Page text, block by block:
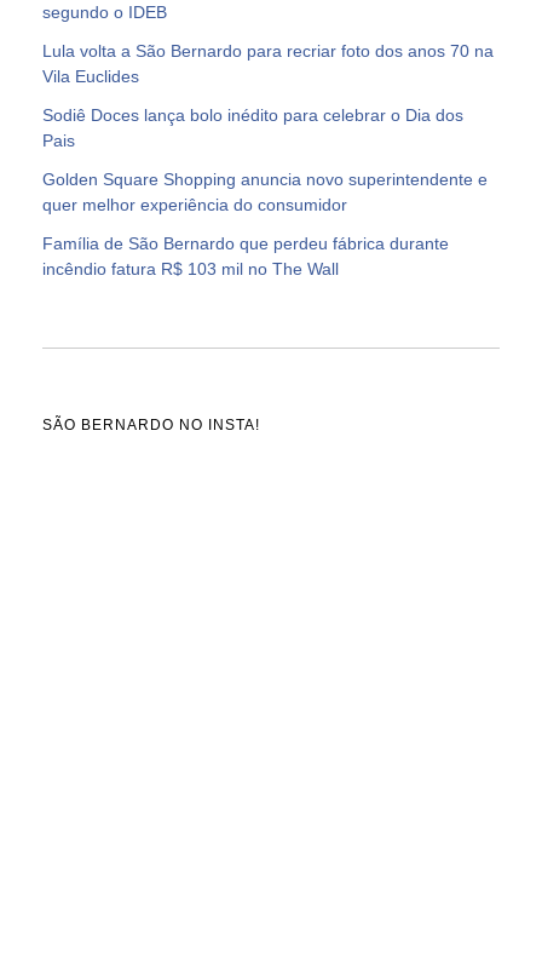
segundo o IDEB
Lula volta a São Bernardo para recriar foto dos anos 70 na
Vila Euclides
Sodiê Doces lança bolo inédito para celebrar o Dia dos
Pais
Golden Square Shopping anuncia novo superintendente e
quer melhor experiência do consumidor
Família de São Bernardo que perdeu fábrica durante
incêndio fatura R$ 103 mil no The Wall
SÃO BERNARDO NO INSTA!